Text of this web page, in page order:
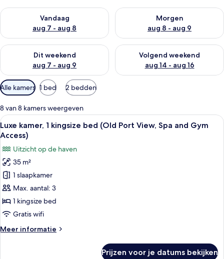
Vandaag
aug 7 - aug 8
De beschikbaarheid controleren voor vanavond aug 7 - aug 8
Morgen
aug 8 - aug 9
De beschikbaarheid
Dit weekend
aug 7 - aug 9
De beschikbaarheid controleren voor dit weekend aug 7 -
Volgend weekend
aug 14 - aug 16
De beschikbaarheid
Beschikbare
filters
voor
kamers
Alle kamers 1 bed 2 bedden
8 van 8 kamers weergeven
Alle
foto's
Luxe
kamer,
kingsize
bed
(Old
View,
Een hotelkamer met een groot bed,
8
Luxe kamer, 1 kingsize bed (Old Port View, Spa and Gym
Access)
Uitzicht op de haven
35 m²
1 slaapkamer
Max. aantal: 3
1 kingsize bed
Gratis wifi
Meer informatie
Meer
Prijzen voor je datums bekijken